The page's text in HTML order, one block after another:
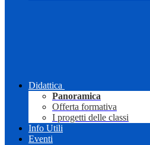
Didattica
Panoramica
Offerta formativa
I progetti delle classi
Info Utili
Eventi